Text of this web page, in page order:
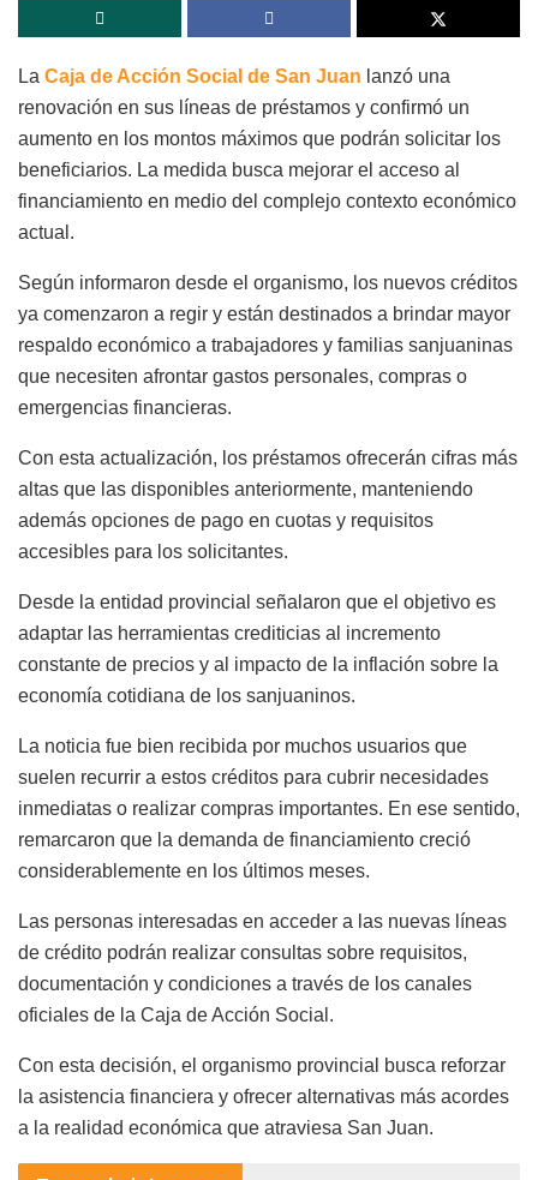
La Caja de Acción Social de San Juan lanzó una
renovación en sus líneas de préstamos y confirmó un
aumento en los montos máximos que podrán solicitar los
beneficiarios. La medida busca mejorar el acceso al
financiamiento en medio del complejo contexto económico
actual.
Según informaron desde el organismo, los nuevos créditos
ya comenzaron a regir y están destinados a brindar mayor
respaldo económico a trabajadores y familias sanjuaninas
que necesiten afrontar gastos personales, compras o
emergencias financieras.
Con esta actualización, los préstamos ofrecerán cifras más
altas que las disponibles anteriormente, manteniendo
además opciones de pago en cuotas y requisitos
accesibles para los solicitantes.
Desde la entidad provincial señalaron que el objetivo es
adaptar las herramientas crediticias al incremento
constante de precios y al impacto de la inflación sobre la
economía cotidiana de los sanjuaninos.
La noticia fue bien recibida por muchos usuarios que
suelen recurrir a estos créditos para cubrir necesidades
inmediatas o realizar compras importantes. En ese sentido,
remarcaron que la demanda de financiamiento creció
considerablemente en los últimos meses.
Las personas interesadas en acceder a las nuevas líneas
de crédito podrán realizar consultas sobre requisitos,
documentación y condiciones a través de los canales
oficiales de la Caja de Acción Social.
Con esta decisión, el organismo provincial busca reforzar
la asistencia financiera y ofrecer alternativas más acordes
a la realidad económica que atraviesa San Juan.